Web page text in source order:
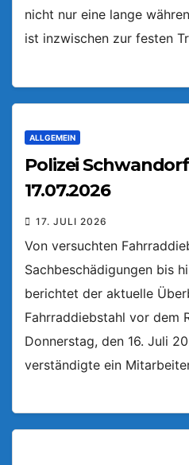
nicht nur eine lange
ist inzwischen zur festen
ALLGEMEIN
Polizei
17.07.2026
17. JULI 2026
Von versuchten
Sachbeschädigungen bis
berichtet der aktuelle
Fahrraddiebstahl vor dem
Donnerstag, den 16. Juli
verständigte ein